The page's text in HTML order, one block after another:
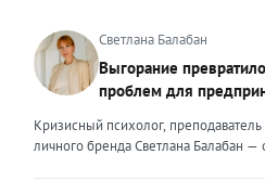
Светлана Балабан
Выгорание
проблем для
Кризисный психолог, преподаватель
личного бренда Светлана Балабан —